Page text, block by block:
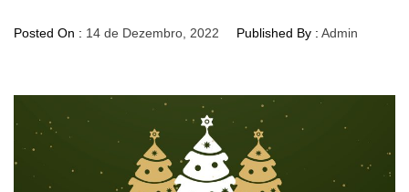
Posted On : 14 de Dezembro, 2022 Published By : Admin